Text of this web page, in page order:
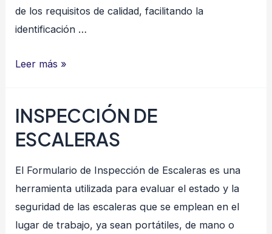
de los requisitos de calidad, facilitando la
identificación …
CHECK
ISO
9001
Leer más »
INSPECCIÓN DE
ESCALERAS
El Formulario de Inspección de Escaleras es una
herramienta utilizada para evaluar el estado y la
seguridad de las escaleras que se emplean en el
lugar de trabajo, ya sean portátiles, de mano o